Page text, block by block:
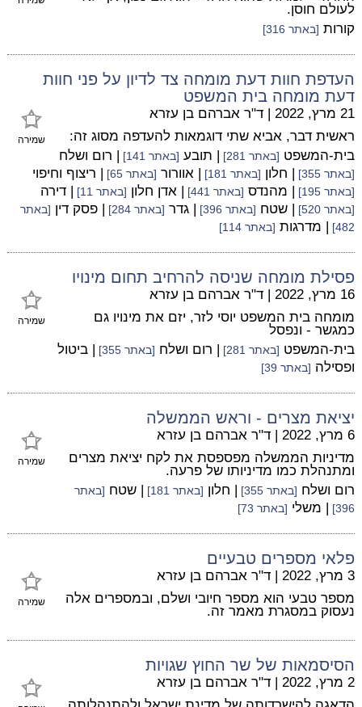
לעולם חוסן.
קורות [באתר 316]
העדפת חוות דעת מומחה צד לדיון על פני חוות
דעת מומחה בית המשפט
שמירה
21 מרץ, 2022 | ד"ר אברהם בן עזרא
ראשית דבר, אביא שתי דוגמאות להעדפה מסוג זה:
בית-המשפט [באתר 281] | תובע [באתר 141] | רום ושלח
[באתר 355] | חלון [באתר 181] | אוורור [באתר 65] | ריצוף וחיפוי
[באתר 195] | מהנדס [באתר 441] | אדן חלון [באתר 11] | דירה
[באתר 520] | שטח [באתר 396] | גדר [באתר 284] | פסק דין [באתר
482]
| מדרגות [באתר 114]
פסילת מומחה שניסה להרחיב תחום מינויו
שמירה
16 מרץ, 2022 | ד"ר אברהם בן עזרא
מומחה בית המשפט יוסי לזר, יזם את מינויו גם
כמגשר - ונפסל
בית-המשפט [באתר 281] | רום ושלח [באתר 355]
| ביטול
ופסילה [באתר 39]
יציאת מצרים - וראש הממשלה
שמירה
6 מרץ, 2022 | ד"ר אברהם בן עזרא
מדיניות הממשלה מפספסת את לקח יציאת מצרים
ומתנהלת כמו מדיניותו של פרעה.
רום ושלח [באתר 355] | חלון [באתר 181] | שטח [באתר
396]
| משלי [באתר 73]
פלאי מספרים טבעיים
שמירה
3 מרץ, 2022 | ד"ר אברהם בן עזרא
מספר טבעי הוא מספר חיובי ושלם, ובמספרים אלה
נעסוק במסגרת מאמר זה.
הסיסמאות של שר החוץ שגויות
2 מרץ, 2022 | ד"ר אברהם בן עזרא